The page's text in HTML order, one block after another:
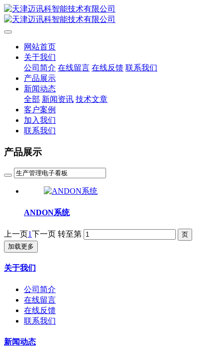
网站首页
关于我们
公司简介 在线留言 在线反馈 联系我们
产品展示
新闻动态
全部 新闻资讯 技术文章
客户案例
加入我们
联系我们
产品展示
ANDON系统
上一页1下一页 转至第
加载更多
关于我们
公司简介
在线留言
在线反馈
联系我们
新闻动态